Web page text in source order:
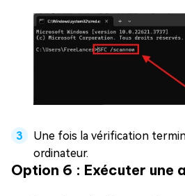
Une fois la vérification
ordinateur.
Option 6 : Exécuter une